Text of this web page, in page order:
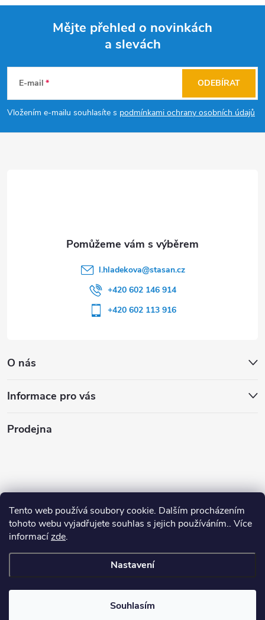
Tento web používá soubory cookie. Dalším procházením
tohoto webu vyjadřujete souhlas s jejich používáním.. Více
informacízde.
Nastavení
Souhlasím
p
a
Mějte přehled o novinkách
a slevách
E-mail
Vložením e-mailu souhlasíte s podmínkami ochrany osobních údajů
ODEBÍRAT
O nás
Informace pro vás
l.hladekova@stasan.cz
+420 602 146 914
+420 602 113 916
Prodejna
Copyright 2026Stasan.cz. Všechna práva vyhrazena.